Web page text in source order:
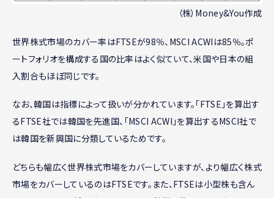
（株）Money&You作成
世界株式市場のカバー率はFTSEが98％、MSCI ACWIは85％。ポ
ートフォリオを構成する国の比率はよく似ていて、米国や日本の組
入割合もほぼ同じです。
なお、韓国は指標によって扱いが分かれています。「FTSE」を算出す
るFTSE社では韓国を先進国、「MSCI ACWI」を算出するMSCI社で
は韓国を新興国に分類しているためです。
どちらも幅広く世界株式市場をカバーしていますが、より幅広く株式
市場をカバーしているのはFTSEです。また、FTSEは小型株も含ん